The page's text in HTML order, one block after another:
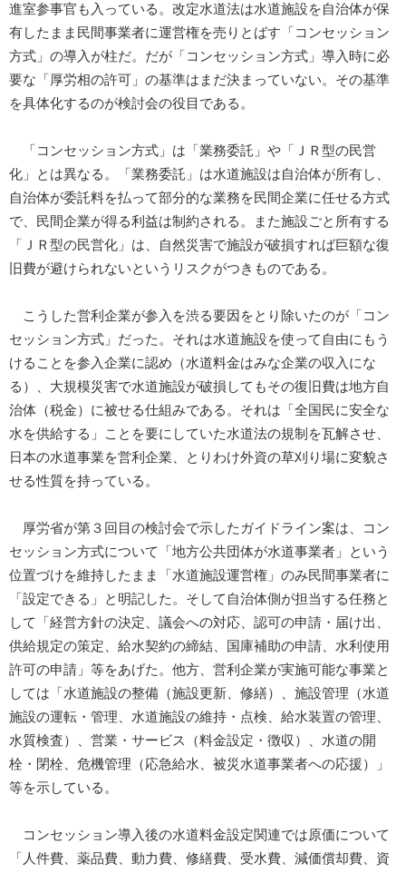
進室参事官も入っている。改定水道法は水道施設を自治体が保
有したまま民間事業者に運営権を売りとばす「コンセッション
方式」の導入が柱だ。だが「コンセッション方式」導入時に必
要な「厚労相の許可」の基準はまだ決まっていない。その基準
を具体化するのが検討会の役目である。
「コンセッション方式」は「業務委託」や「ＪＲ型の民営
化」とは異なる。「業務委託」は水道施設は自治体が所有し、
自治体が委託料を払って部分的な業務を民間企業に任せる方式
で、民間企業が得る利益は制約される。また施設ごと所有する
「ＪＲ型の民営化」は、自然災害で施設が破損すれば巨額な復
旧費が避けられないというリスクがつきものである。
こうした営利企業が参入を渋る要因をとり除いたのが「コン
セッション方式」だった。それは水道施設を使って自由にもう
けることを参入企業に認め（水道料金はみな企業の収入にな
る）、大規模災害で水道施設が破損してもその復旧費は地方自
治体（税金）に被せる仕組みである。それは「全国民に安全な
水を供給する」ことを要にしていた水道法の規制を瓦解させ、
日本の水道事業を営利企業、とりわけ外資の草刈り場に変貌さ
せる性質を持っている。
厚労省が第３回目の検討会で示したガイドライン案は、コン
セッション方式について「地方公共団体が水道事業者」という
位置づけを維持したまま「水道施設運営権」のみ民間事業者に
「設定できる」と明記した。そして自治体側が担当する任務と
して「経営方針の決定、議会への対応、認可の申請・届け出、
供給規定の策定、給水契約の締結、国庫補助の申請、水利使用
許可の申請」等をあげた。他方、営利企業が実施可能な事業と
しては「水道施設の整備（施設更新、修繕）、施設管理（水道
施設の運転・管理、水道施設の維持・点検、給水装置の管理、
水質検査）、営業・サービス（料金設定・徴収）、水道の開
栓・閉栓、危機管理（応急給水、被災水道事業者への応援）」
等を示している。
コンセッション導入後の水道料金設定関連では原価について
「人件費、薬品費、動力費、修繕費、受水費、減価償却費、資